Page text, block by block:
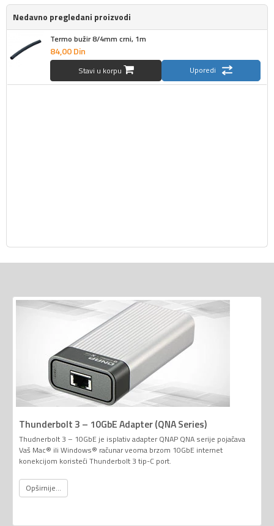
Nedavno pregledani proizvodi
Termo bužir 8/4mm crni, 1m
84,00Din
Stavi u korpu Uporedi
Thunderbolt 3 – 10GbE Adapter (QNA Series)
Thudnerbolt 3 – 10GbE je isplativ adapter QNAP QNA serije pojačava
Vaš Mac® ili Windows® računar veoma brzom 10GbE internet
konekcijom koristeći Thunderbolt 3 tip-C port.
Opširnije...